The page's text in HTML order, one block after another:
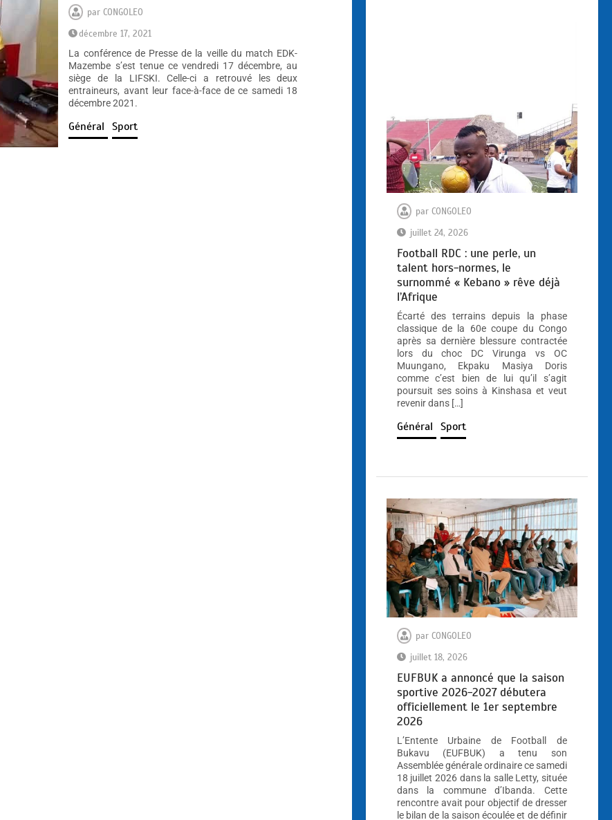
parCONGOLEO
décembre 17, 2021
La conférence de Presse de la veille du match EDK-
Mazembe s’est tenue ce vendredi 17 décembre, au
siège de la LIFSKI. Celle-ci a retrouvé les deux
entraineurs, avant leur face-à-face de ce samedi 18
décembre 2021.
Général Sport
par CONGOLEO
juillet 24, 2026
Football RDC : une perle, un
talent hors-normes, le
surnommé « Kebano » rêve déjà
l’Afrique
Écarté des terrains depuis la phase
classique de la 60e coupe du Congo
après sa dernière blessure contractée
lors du choc DC Virunga vs OC
Muungano, Ekpaku Masiya Doris
comme c’est bien de lui qu’il s’agit
poursuit ses soins à Kinshasa et veut
revenir dans […]
Général Sport
par CONGOLEO
juillet 18, 2026
EUFBUK a annoncé que la saison
sportive 2026-2027 débutera
officiellement le 1er septembre
2026
L’Entente Urbaine de Football de
Bukavu (EUFBUK) a tenu son
Assemblée générale ordinaire ce samedi
18 juillet 2026 dans la salle Letty, située
dans la commune d’Ibanda. Cette
rencontre avait pour objectif de dresser
le bilan de la saison écoulée et de définir